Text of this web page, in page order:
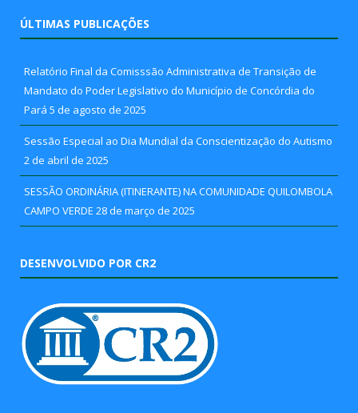
ÚLTIMAS PUBLICAÇÕES
Relatório Final da Comisssão Administrativa de Transição de
Mandato do Poder Legislativo do Município de Concórdia do
Pará 5 de agosto de 2025
Sessão Especial ao Dia Mundial da Conscientização do Autismo
2 de abril de 2025
SESSÃO ORDINÁRIA (ITINERANTE) NA COMUNIDADE QUILOMBOLA
CAMPO VERDE 28 de março de 2025
DESENVOLVIDO POR CR2